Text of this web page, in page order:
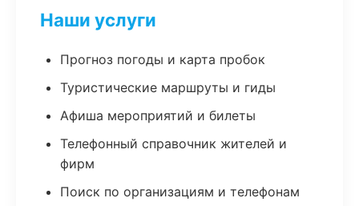
Наши услуги
Прогноз погоды и карта пробок
Туристические маршруты и гиды
Афиша мероприятий и билеты
Телефонный справочник жителей и
фирм
Поиск по организациям и телефонам